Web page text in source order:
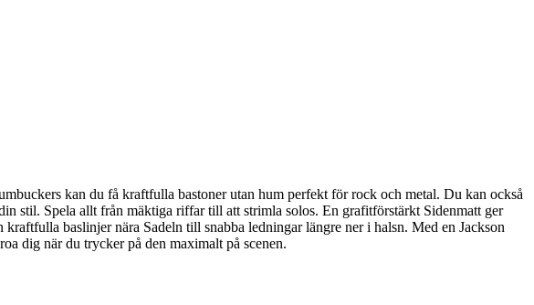
kan du få kraftfulla bastoner utan hum perfekt för rock och metal. Du kan också
stil. Spela allt från mäktiga riffar till att strimla solos. En grafitförstärkt Sidenmatt ger
baslinjer nära Sadeln till snabba ledningar längre ner i halsn. Med en Jackson
dig när du trycker på den maximalt på scenen.